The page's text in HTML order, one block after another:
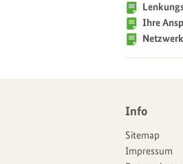
Ihre
Angebote
Info
Sitemap
Impressum